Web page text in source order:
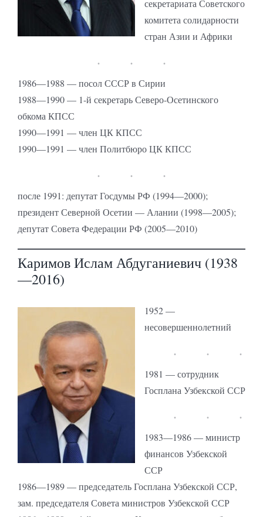
секретариата Советского
комитета солидарности
стран Азии и Африки
1986—1988 — посол СССР в Сирии
1988—1990 — 1-й секретарь Северо-Осетинского
обкома КПСС
1990—1991 — член ЦК КПСС
1990—1991 — член Политбюро ЦК КПСС
после 1991: депутат Госдумы РФ (1994—2000);
президент Северной Осетии — Алании (1998—2005);
депутат Совета Федерации РФ (2005—2010)
Каримов Ислам Абдуганиевич (1938
—2016)
1952 —
несовершеннолетний
1981 — сотрудник
Госплана Узбекской ССР
1983—1986 — министр
финансов Узбекской
ССР
1986—1989 — председатель Госплана Узбекской ССР,
зам. председателя Совета министров Узбекской ССР